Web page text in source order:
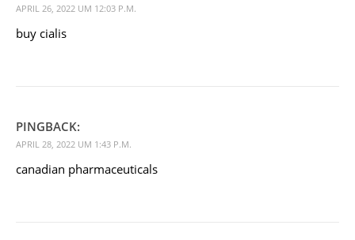
APRIL 26, 2022 UM 12:03 P.M.
buy cialis
PINGBACK:
APRIL 28, 2022 UM 1:43 P.M.
canadian pharmaceuticals